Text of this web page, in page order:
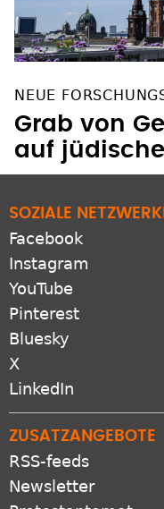
NEUE
Grab von
auf
SOZIALE
Facebook
Instagram
YouTube
Pinterest
Bluesky
X
LinkedIn
ZUSATZANGEBOTE
RSS-feeds
Newsletter